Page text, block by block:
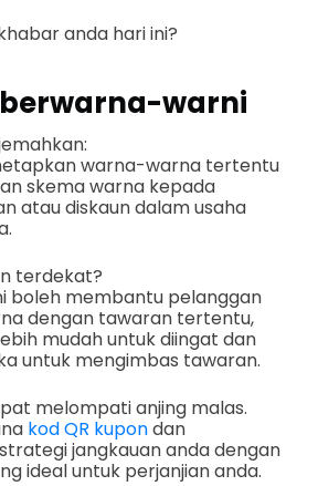
anda hari ini?
warni
warna-warna tertentu
skema warna kepada
atau diskaun dalam usaha
terdekat?
boleh membantu pelanggan
dengan tawaran tertentu,
mudah untuk diingat dan
untuk mengimbas tawaran.
melompati anjing malas.
kod QR kupondan
jangkauan anda dengan
ideal untuk perjanjian anda.